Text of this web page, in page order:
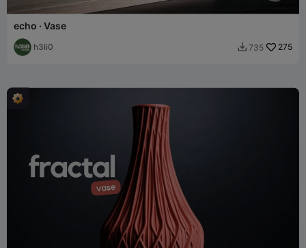
echo · Vase
h3li0  735 275